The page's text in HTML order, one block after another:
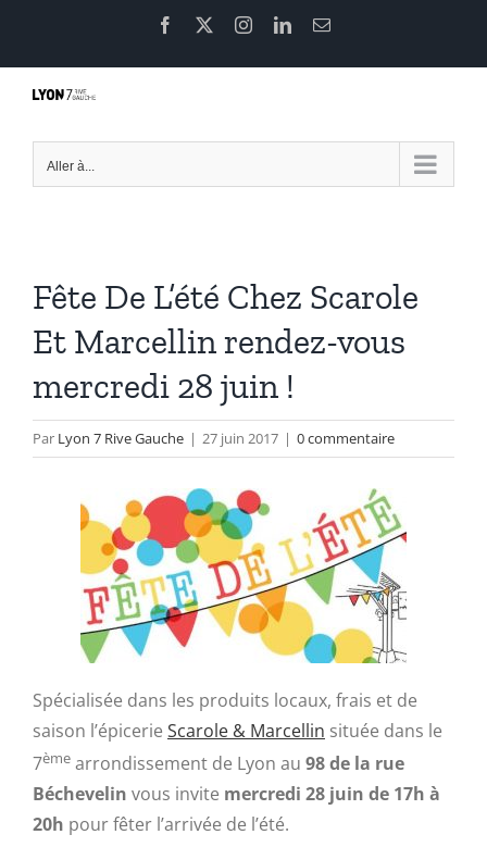
contenu
Facebook InstagramLinkedInEmail
Aller à...
Fête De L’été Chez Scarole
Et Marcellin rendez-vous
mercredi 28 juin !
Par Lyon 7 Rive Gauche | 27 juin 2017 | 0 commentaire
Spécialisée dans les produits locaux, frais et de
saison l’épicerie Scarole & Marcellin située dans le
7ème arrondissement de Lyon au 98 de la rue
Béchevelin vous invite mercredi 28 juin de 17h à
20h pour fêter l’arrivée de l’été.